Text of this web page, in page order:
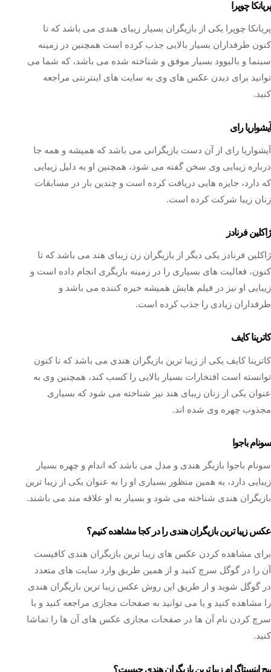
پریانکا چوپرا
پریانکا چوپرا یکی از بازیگران بسیار زیبای هندی می باشد که تا
کنون طرفداران بسیار بالایی جذب کرده است همچنین در زمینه
سینما و بالیوود بسیار موفق و شناخته شده می باشد، که شما می
توانید برای دیدن عکس های وی به سایت های اینترنتی مراجعه
کنید.
آیشواریا رای
آیشواریا رای از آن دست بازیگرانی می باشد که همیشه و همه جا
درباره زیبایی وی سخن گفته می شود، همچنین او به دلیل زیبایی
که دارد، جایزه هایی دریافت کرده است و چندین بار در مسابقات
زنان زیبا شرکت کرده است.
ژاکلین فرنادز
ژاکلین فرنادز یکی دیگر از بازیگران زن زیبای هند می باشد که تا
کنون، فعالیت های بسیاری را در زمینه بازیگری انجام داده است و
زیبایی او نیز در فیلم هایش همیشه خیره کننده می باشد و
طرفداران زیادی را جذب کرده است.
کاترینا کایف
کاترینا کایف یکی از زیبا ترین بازیگران هندی می باشد که تا کنون
توانسته است افتخارات بسیار بالایی را کسب کند، همچنین وی به
عنوان یکی از زنان زیبای هند نیز شناخته می شود که بسیاری
مجذوب چهره وی شده اند.
سونام باجوا
سونام باجوا بازیگر هندی و مدل می باشد که اندام و چهره بسیار
زیبایی دارد، به همین منظور بسیاری او را به عنوان یکی از زیبا ترین
بازیگران هندی شناخته می شود و بسیار به او علاقه مند می باشند.
عکس زیبا ترین بازیگران هندی را در کجا مشاهده کنیم؟
برای مشاهده کردن عکس های زیبا ترین بازیگران هندی کافیست
آن را در گوگل سرچ کنید و از همین طریق وارد سایت های متعدد
در گوگل شوید و از طریق این روش عکس زیبا ترین بازیگران هندی
را مشاهده کنید و یا می توانید به صفحات مجازی مراجعه کنید و با
سرچ کردن نام آن ها در صفحات مجازی عکس های آن ها را تماشا
کنید.
پیج اینستاگرام زیبا ترین بازیگران هندی چیست؟